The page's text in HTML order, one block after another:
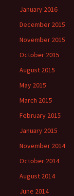
January 2016
December 2015
November 2015
October 2015
August 2015
May 2015
March 2015
February 2015
January 2015
November 2014
October 2014
August 2014
June 2014